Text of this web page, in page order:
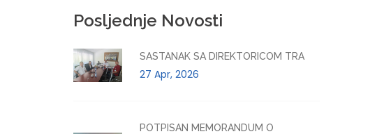
Posljednje Novosti
SASTANAK SA DIREKTORICOM TRA
27 Apr, 2026
POTPISAN MEMORANDUM O